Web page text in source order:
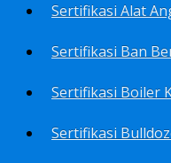
Sertifikasi Boiler
Sertifikasi